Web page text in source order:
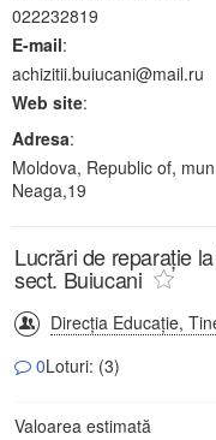
022232819
E-mail:
achizitii.buiucani@mail.ru
Web site:
Adresa:
Moldova, Republic of,
Neaga,19
Lucrări de reparație
sect. Buiucani
Direcţia Educaţie,
0Loturi: (3)
Valoarea estimată